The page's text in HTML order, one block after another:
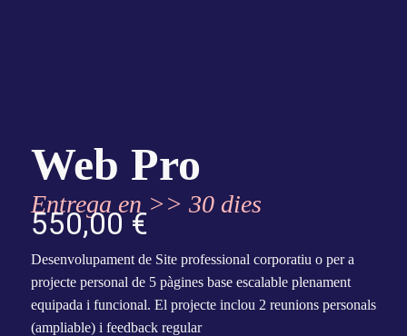
Web Pro
Entrega en >> 30 dies
550,00€
Desenvolupament de Site professional corporatiu o per a
projecte personal de 5 pàgines base escalable plenament
equipada i funcional. El projecte inclou 2 reunions personals
(ampliable) i feedback regular